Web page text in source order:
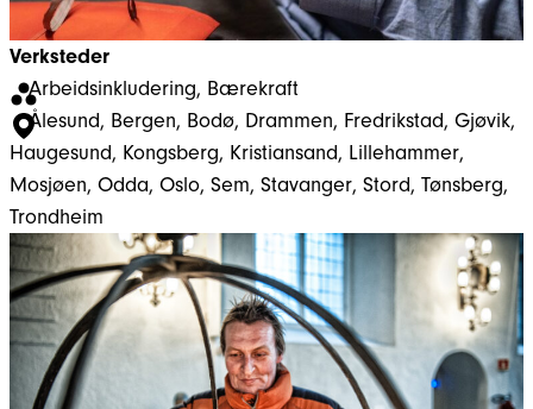
Verksteder
Arbeidsinkludering, Bærekraft
Ålesund, Bergen, Bodø, Drammen, Fredrikstad, Gjøvik,
Haugesund, Kongsberg, Kristiansand, Lillehammer,
Mosjøen, Odda, Oslo, Sem, Stavanger, Stord, Tønsberg,
Trondheim